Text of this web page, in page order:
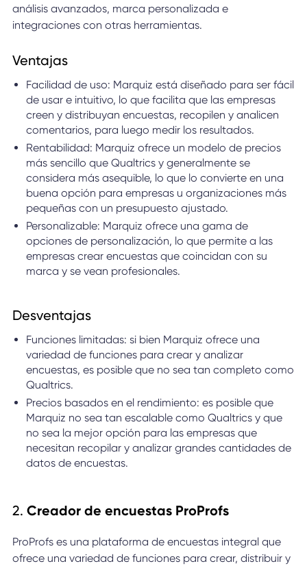
análisis avanzados, marca personalizada e
integraciones con otras herramientas.
Ventajas
Facilidad de uso: Marquiz está diseñado para ser fácil
de usar e intuitivo, lo que facilita que las empresas
creen y distribuyan encuestas, recopilen y analicen
comentarios, para luego medir los resultados.
Rentabilidad: Marquiz ofrece un modelo de precios
más sencillo que Qualtrics y generalmente se
considera más asequible, lo que lo convierte en una
buena opción para empresas u organizaciones más
pequeñas con un presupuesto ajustado.
Personalizable: Marquiz ofrece una gama de
opciones de personalización, lo que permite a las
empresas crear encuestas que coincidan con su
marca y se vean profesionales.
Desventajas
Funciones limitadas: si bien Marquiz ofrece una
variedad de funciones para crear y analizar
encuestas, es posible que no sea tan completo como
Qualtrics.
Precios basados en el rendimiento: es posible que
Marquiz no sea tan escalable como Qualtrics y que
no sea la mejor opción para las empresas que
necesitan recopilar y analizar grandes cantidades de
datos de encuestas.
2. Creador de encuestas ProProfs
ProProfs es una plataforma de encuestas integral que
ofrece una variedad de funciones para crear, distribuir y